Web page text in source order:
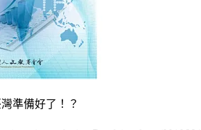
準備好了！？